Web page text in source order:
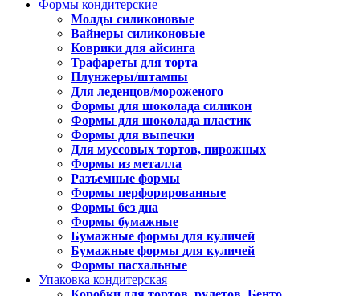
Формы кондитерские
Молды силиконовые
Вайнеры силиконовые
Коврики для айсинга
Трафареты для торта
Плунжеры/штампы
Для леденцов/мороженого
Формы для шоколада силикон
Формы для шоколада пластик
Формы для выпечки
Для муссовых тортов, пирожных
Формы из металла
Разъемные формы
Формы перфорированные
Формы без дна
Формы бумажные
Бумажные формы для куличей
Бумажные формы для куличей
Формы пасхальные
Упаковка кондитерская